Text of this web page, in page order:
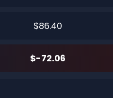
$86.40
$-72.06